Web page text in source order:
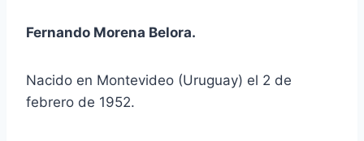
Fernando Morena Belora.
Nacido en Montevideo (Uruguay) el 2 de
febrero de 1952.